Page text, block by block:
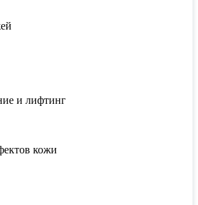
и лифтинг
кожи